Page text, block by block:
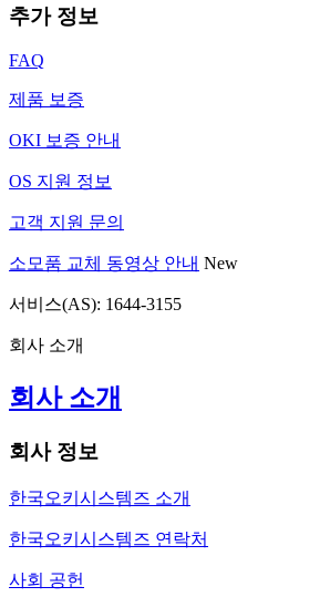
추가 정보
FAQ
제품 보증
OKI 보증 안내
OS 지원 정보
고객 지원 문의
소모품 교체 동영상 안내 New
서비스(AS): 1644-3155
회사 소개
회사 소개
회사 정보
한국오키시스템즈 소개
한국오키시스템즈 연락처
사회 공헌